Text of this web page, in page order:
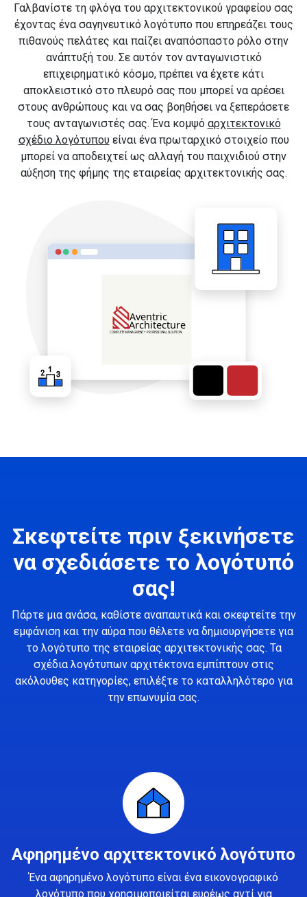
Γαλβανίστε τη φλόγα του αρχιτεκτονικού γραφείου σας
έχοντας ένα σαγηνευτικό λογότυπο που επηρεάζει τους
πιθανούς πελάτες και παίζει αναπόσπαστο ρόλο στην
ανάπτυξή του. Σε αυτόν τον ανταγωνιστικό
επιχειρηματικό κόσμο, πρέπει να έχετε κάτι
αποκλειστικό στο πλευρό σας που μπορεί να αρέσει
στους ανθρώπους και να σας βοηθήσει να ξεπεράσετε
τους ανταγωνιστές σας. Ένα κομψό αρχιτεκτονικό
σχέδιο λογότυπου είναι ένα πρωταρχικό στοιχείο που
μπορεί να αποδειχτεί ως αλλαγή του παιχνιδιού στην
αύξηση της φήμης της εταιρείας αρχιτεκτονικής σας.
Σκεφτείτε πριν ξεκινήσετε
να σχεδιάσετε το λογότυπό
σας!
Πάρτε μια ανάσα, καθίστε αναπαυτικά και σκεφτείτε την
εμφάνιση και την αύρα που θέλετε να δημιουργήσετε για
το λογότυπο της εταιρείας αρχιτεκτονικής σας. Τα
σχέδια λογότυπων αρχιτέκτονα εμπίπτουν στις
ακόλουθες κατηγορίες, επιλέξτε το καταλληλότερο για
την επωνυμία σας.
Αφηρημένο αρχιτεκτονικό λογότυπο
Ένα αφηρημένο λογότυπο είναι ένα εικονογραφικό
λογότυπο που χρησιμοποιείται ευρέως αντί για